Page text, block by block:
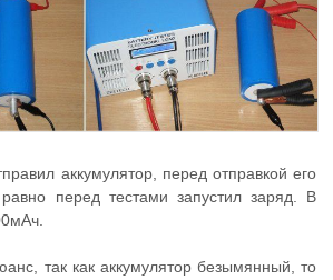
аккумулятор, перед отправкой его
перед тестами запустил заряд. В
так как аккумулятор безымянный, то